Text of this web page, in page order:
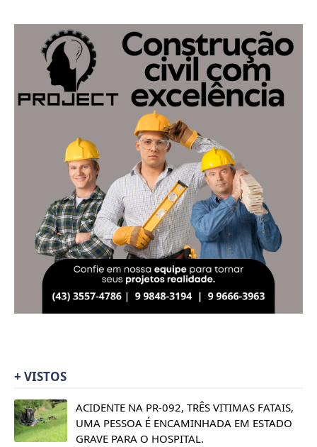
+ VISTOS
ACIDENTE NA PR-092, TRÊS VITIMAS FATAIS,
UMA PESSOA É ENCAMINHADA EM ESTADO
GRAVE PARA O HOSPITAL.